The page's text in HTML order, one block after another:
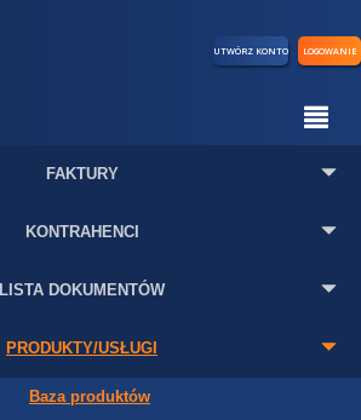
UTWÓRZ KONTO LOGOWANIE
FAKTURY
KONTRAHENCI
LISTA DOKUMENTÓW
PRODUKTY/USŁUGI
Baza produktów